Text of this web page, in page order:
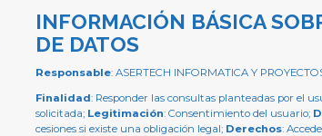
INFORMACIÓN BÁSICA
DE DATOS
Responsable: ASERTECH INFORMATICA Y
Finalidad: Responder las consultas planteadas por el
solicitada; Legitimación: Consentimiento del usuario;
cesiones si existe una obligación legal; Derechos: